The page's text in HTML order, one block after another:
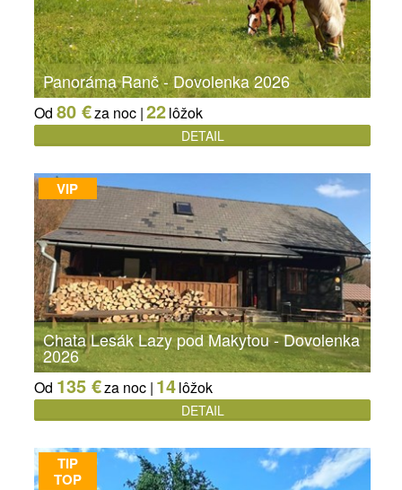
Panoráma Ranč - Dovolenka 2026
Od 80 €za noc |22lôžok
DETAIL
VIP
Chata Lesák Lazy pod Makytou - Dovolenka
2026
Od 135 €za noc | 14lôžok
DETAIL
TIP
TOP